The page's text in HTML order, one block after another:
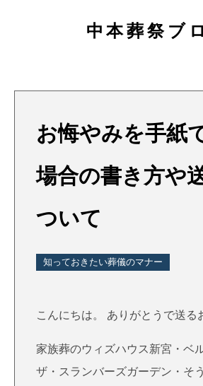
中本葬祭ブ
お悔やみを手紙
場合の書き方や
ついて
知っておきたい葬儀のマナー
こんにちは。 ありがとうで送る
家族葬のウィズハウス新宮・ベ
ザ・スランバーズガーデン・そ